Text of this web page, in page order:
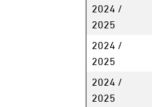
2024 /
2025
2024 /
2025
2024 /
2025